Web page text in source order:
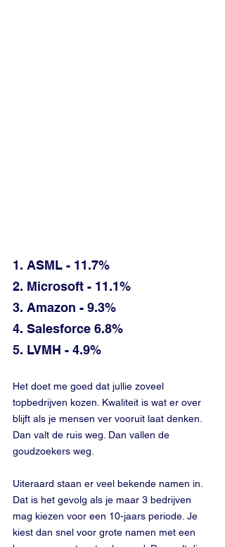
1. ASML - 11.7%
2. Microsoft - 11.1%
3. Amazon - 9.3%
4. Salesforce 6.8%
5. LVMH - 4.9%
Het doet me goed dat jullie zoveel
topbedrijven kozen. Kwaliteit is wat er over
blijft als je mensen ver vooruit laat denken.
Dan valt de ruis weg. Dan vallen de
goudzoekers weg.
Uiteraard staan er veel bekende namen in.
Dat is het gevolg als je maar 3 bedrijven
mag kiezen voor een 10-jaars periode. Je
kiest dan snel voor grote namen met een